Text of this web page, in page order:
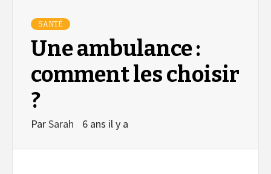
SANTÉ
Une ambulance :
comment les choisir
?
ParSarah 6 ans il y a